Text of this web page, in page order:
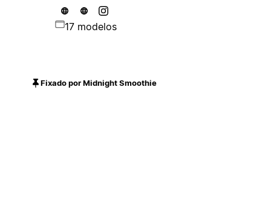
17 modelos
Fixado por Midnight Smoothie